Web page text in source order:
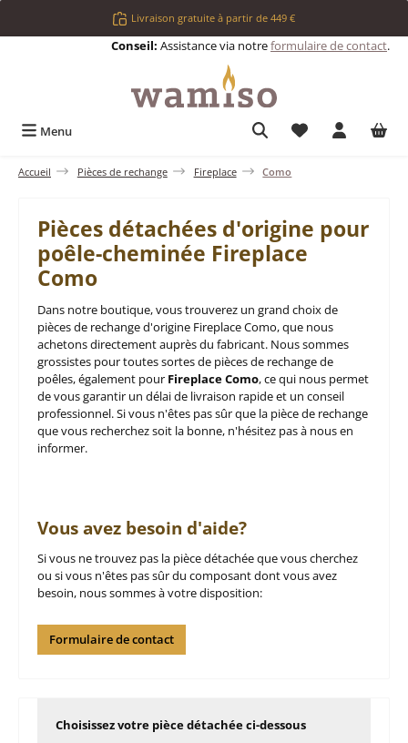
Passer au contenu principalLivraison gratuite à partir de 449 €
Conseil: Assistance via notreformulaire de contact.
Menu Vous avez 0
Accueil Pièces de rechange Fireplace Como
Pièces détachées d'origine pour
poêle-cheminée Fireplace
Como
Dans notre boutique, vous trouverez un grand choix de
pièces de rechange d'origine Fireplace Como, que nous
achetons directement auprès du fabricant. Nous sommes
grossistes pour toutes sortes de pièces de rechange de
poêles, également pour Fireplace Como, ce qui nous permet
de vous garantir un délai de livraison rapide et un conseil
professionnel. Si vous n'êtes pas sûr que la pièce de rechange
que vous recherchez soit la bonne, n'hésitez pas à nous en
informer.
Vous avez besoin d'aide?
Si vous ne trouvez pas la pièce détachée que vous cherchez
ou si vous n'êtes pas sûr du composant dont vous avez
besoin, nous sommes à votre disposition:
Formulaire de contact
Choisissez votre pièce détachée ci-dessous